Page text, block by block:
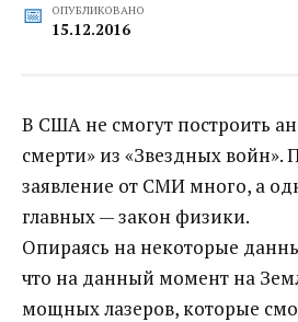
ОПУБЛИКОВАНО
15.12.2016
В США не смогут построить
смерти» из «Звездных войн».
заявление от СМИ много, а
главных — закон физики.
Опираясь на некоторые
что на данный момент на
мощных лазеров, которые